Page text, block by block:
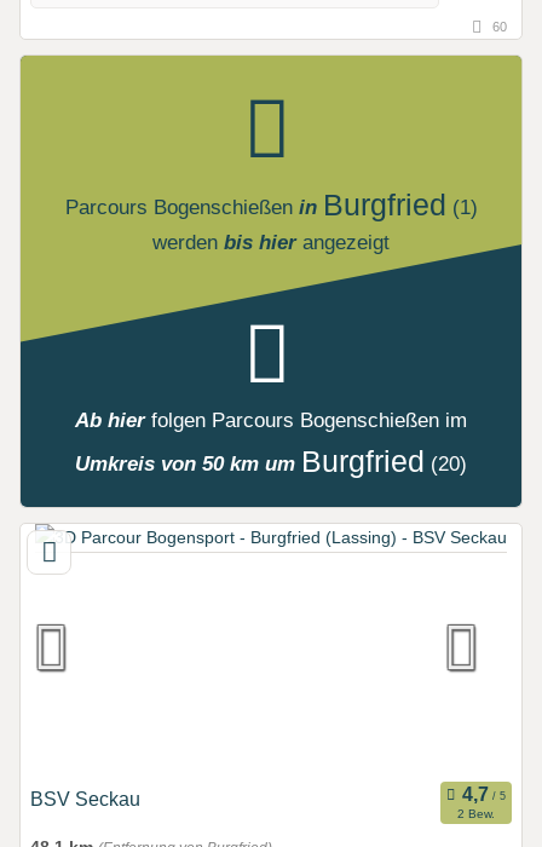
60
Parcours Bogenschießen in Burgfried (1)
werden bis hierangezeigt
Ab hier folgen Parcours Bogenschießen im
Umkreis von 50 km um Burgfried (20)
BSV Seckau
2 Bew.